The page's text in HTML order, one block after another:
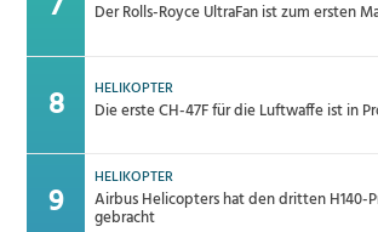
Der Rolls-Royce UltraFan ist zum ersten
HELIKOPTER
Die erste CH-47F für die Luftwaffe ist in
HELIKOPTER
Airbus Helicopters hat den dritten H140-
gebracht